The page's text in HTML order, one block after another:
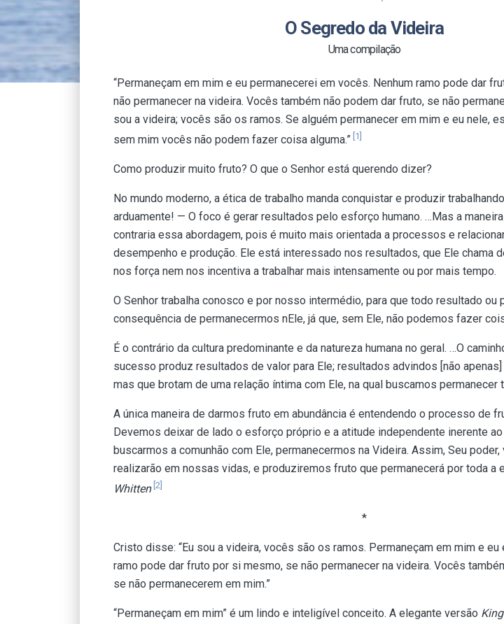
O Segredo da Videira
Uma compilação
“Permaneçam em mim e eu permanecerei em vocês. Nenhum ramo pode dar
não permanecer na videira. Vocês também não podem dar fruto, se não
sou a videira; vocês são os ramos. Se alguém permanecer em mim e eu nele,
sem mim vocês não podem fazer coisa alguma.” [1]
Como produzir muito fruto? O que o Senhor está querendo dizer?
No mundo moderno, a ética de trabalho manda conquistar e produzir
arduamente! — O foco é gerar resultados pelo esforço humano. …Mas a
contraria essa abordagem, pois é muito mais orientada a processos e
desempenho e produção. Ele está interessado nos resultados, que Ele chama
nos força nem nos incentiva a trabalhar mais intensamente ou por mais tempo.
O Senhor trabalha conosco e por nosso intermédio, para que todo resultado ou
consequência de permanecermos nEle, já que, sem Ele, não podemos fazer
É o contrário da cultura predominante e da natureza humana no geral. …O
sucesso produz resultados de valor para Ele; resultados advindos [não
mas que brotam de uma relação íntima com Ele, na qual buscamos permanecer
A única maneira de darmos fruto em abundância é entendendo o processo de
Devemos deixar de lado o esforço próprio e a atitude independente inerente ao
buscarmos a comunhão com Ele, permanecermos na Videira. Assim, Seu
realizarão em nossas vidas, e produziremos fruto que permanecerá por toda a
Whitten [2]
*
Cristo disse: “Eu sou a videira, vocês são os ramos. Permaneçam em mim e eu
ramo pode dar fruto por si mesmo, se não permanecer na videira. Vocês
se não permanecerem em mim.”
“Permaneçam em mim” é um lindo e inteligível conceito. A elegante versão